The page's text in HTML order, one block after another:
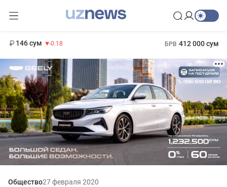
146 сум -0.18 БРВ 412 000 сум
Общество27 февраля 2020